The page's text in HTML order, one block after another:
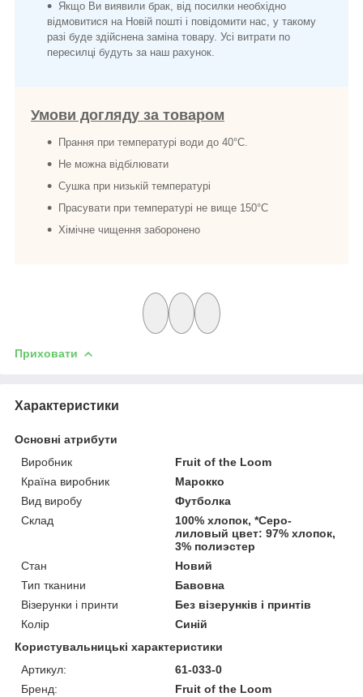
Якщо Ви виявили брак, від посилки необхідно
відмовитися на Новій пошті і повідомити нас, у такому
разі буде здійснена заміна товару. Усі витрати по
пересилці будуть за наш рахунок.
Умови догляду за товаром
Прання при температурі води до 40°C.
Не можна відбілювати
Сушка при низькій температурі
Прасувати при температурі не вище 150°C
Хімічне чищення заборонено
Приховати
Характеристики
Основні атрибути
Виробник
Fruit of the Loom
Країна виробник
Марокко
Вид виробу
Футболка
Склад
100% хлопок, *Серо-
лиловый цвет: 97% хлопок,
3% полиэстер
Стан
Новий
Тип тканини
Бавовна
Візерунки і принти
Без візерунків і принтів
Колір
Синій
Користувальницькі характеристики
Артикул:
61-033-0
Бренд:
Fruit of the Loom